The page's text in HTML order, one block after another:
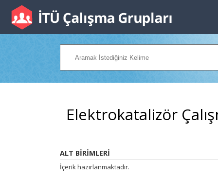
Elektrokatalizör
ALT BİRİMLERİ
İçerik hazırlanmaktadır.